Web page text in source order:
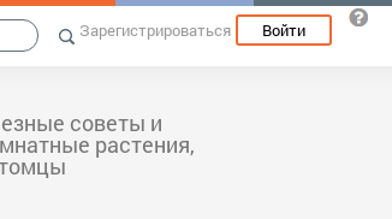
Зарегистрироваться Войти
советы и
растения,